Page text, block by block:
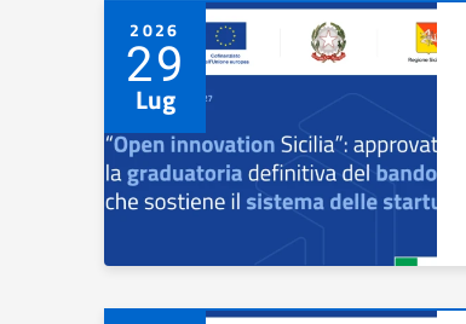
2026
29
Lug